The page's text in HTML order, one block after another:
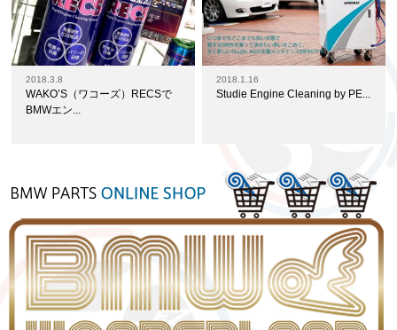
2018.3.8
WAKO’S（ワコーズ）RECSで
BMWエン...
2018.1.16
Studie Engine Cleaning by PE...